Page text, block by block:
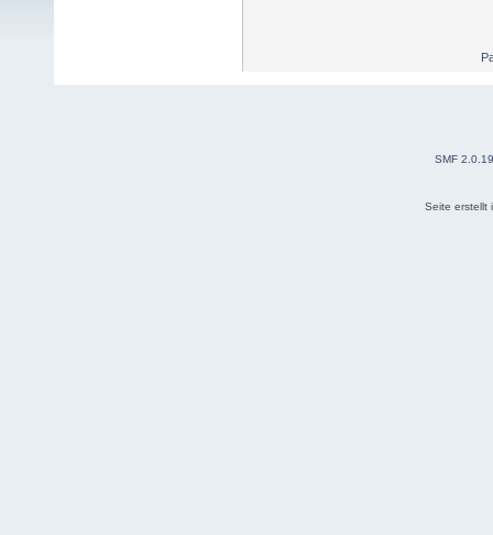
SMF 2.0.19
Seite erstellt